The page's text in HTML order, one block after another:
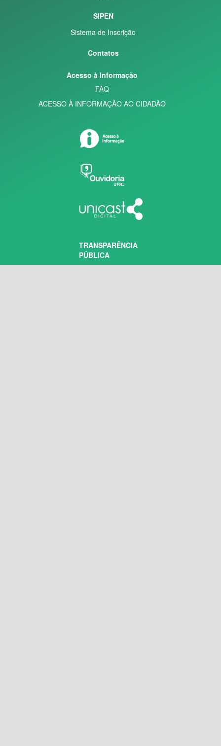
SIPEN
Sistema de Inscrição
Contatos
Acesso à Informação
FAQ
ACESSO À INFORMAÇÃO AO CIDADÃO
TRANSPARÊNCIA
PÚBLICA